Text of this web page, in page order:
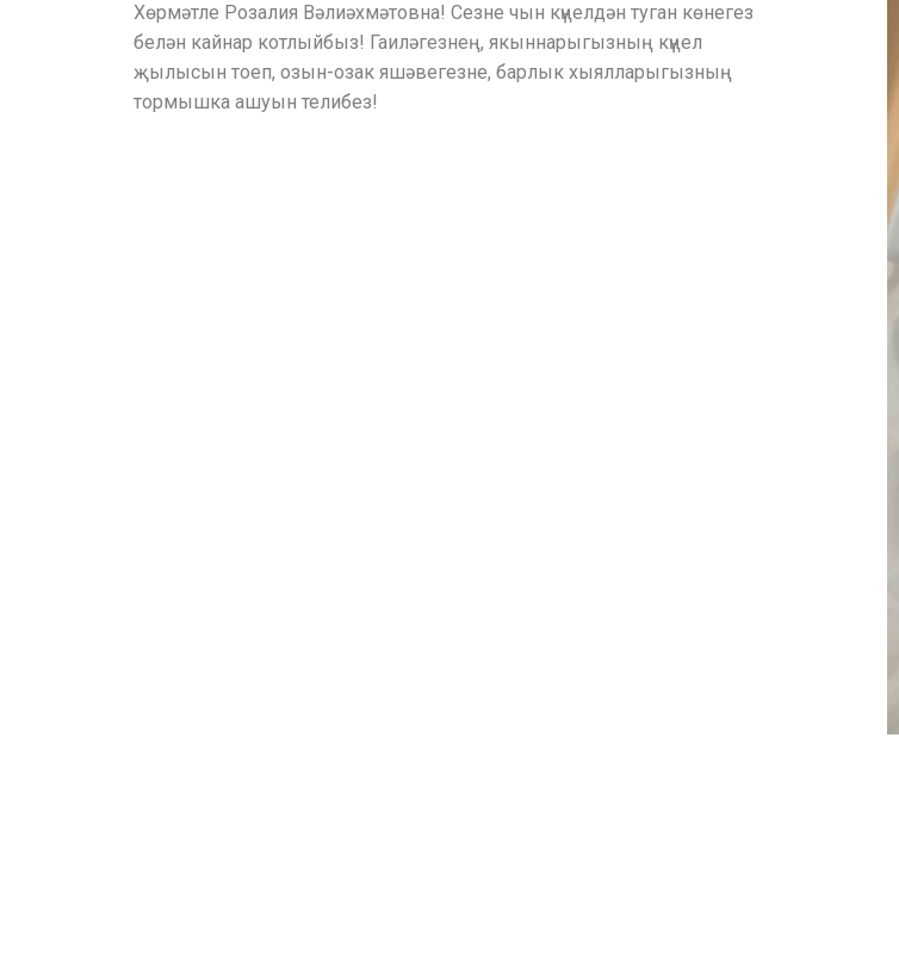
Хөрмәтле Розалия Вәлиәхмәтовна! Сезне чын күңелдән туган көнегез
белән кайнар котлыйбыз! Гаиләгезнең, якыннарыгызның күңел
җылысын тоеп, озын-озак яшәвегезне, барлык хыялларыгызның
тормышка ашуын телибез!